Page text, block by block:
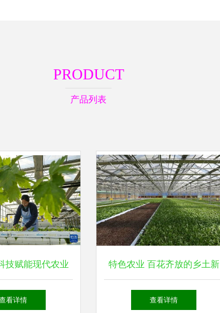
PRODUCT
产品列表
技赋能现代农业
振兴新画卷
看详情
特色农业 百花齐放的乡土新
名片
查看详情